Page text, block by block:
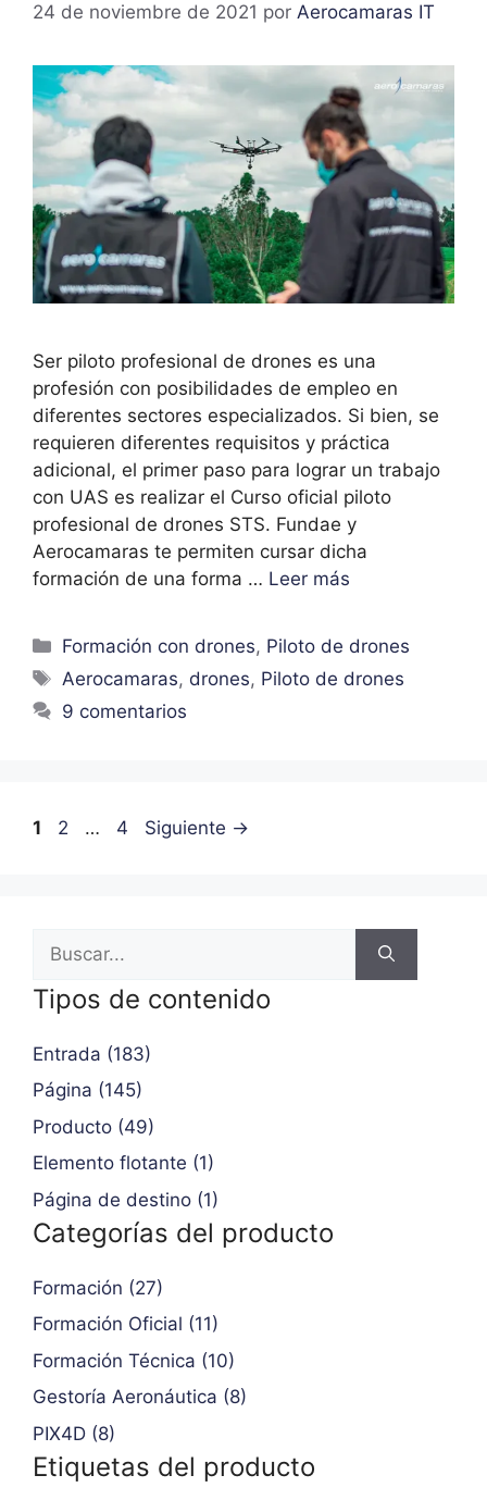
24 de noviembre de 2021 por Aerocamaras IT
Ser piloto profesional de drones es una
profesión con posibilidades de empleo en
diferentes sectores especializados. Si bien, se
requieren diferentes requisitos y práctica
adicional, el primer paso para lograr un trabajo
con UAS es realizar el Curso oficial piloto
profesional de drones STS. Fundae y
Aerocamaras te permiten cursar dicha
formación de una forma … Leer más
Formación con drones, Piloto de drones
Aerocamaras, drones, Piloto de drones
9 comentarios
1 2 … 4 Siguiente →
Tipos de contenido
Entrada (183)
Página (145)
Producto (49)
Elemento flotante (1)
Página de destino (1)
Categorías del producto
Formación (27)
Formación Oficial (11)
Formación Técnica (10)
Gestoría Aeronáutica (8)
PIX4D (8)
Etiquetas del producto